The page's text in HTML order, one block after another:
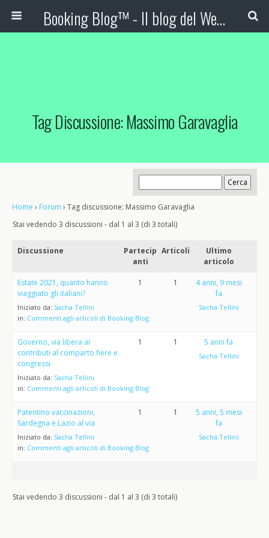
Booking Blog™ - Il blog del Web Marketing Turistico
Tag Discussione: Massimo Garavaglia
Home › Forum › Tag discussione: Massimo Garavaglia
Stai vedendo 3 discussioni - dal 1 al 3 (di 3 totali)
Discussione
Partecip
anti
Articoli
Ultimo
articolo
Estate 2021, quanto hanno
viaggiato gli italiani?
Iniziato da: Sacha Tellini
in: Commenti agli articoli di Booking Blog
1 1
4 anni, 9 mesi
fa
Sacha Tellini
Governo, via libera ai
contributi al comparto fiere e
congressi
Iniziato da: Sacha Tellini
in: Commenti agli articoli di Booking Blog
1 1 5 anni fa
Sacha Tellini
Patentino vaccinazioni,
Sardegna e Lazio al via
Iniziato da: Sacha Tellini
in: Commenti agli articoli di Booking Blog
1 1
5 anni, 5 mesi
fa
Sacha Tellini
Stai vedendo 3 discussioni - dal 1 al 3 (di 3 totali)